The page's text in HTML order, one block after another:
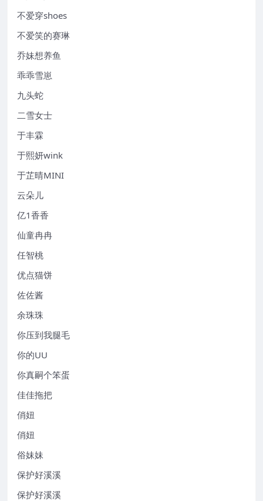
不爱穿shoes
不爱笑的赛琳
乔妹想养鱼
乖乖雪崽
九头蛇
二雪女士
于丰霖
于熙妍wink
于芷晴MINI
云朵儿
亿1香香
仙童冉冉
任智桃
优点猫饼
佐佐酱
余珠珠
你压到我腿毛
你的UU
你真嗣个笨蛋
佳佳拖把
俏妞
俏妞
俗妹妹
保护好溪溪
保护好溪溪